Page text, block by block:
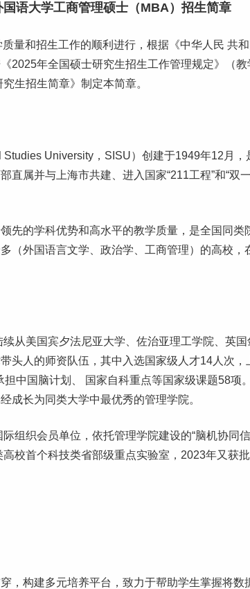
语大学工商管理硕士（MBA）招生简章
量和招生工作的顺利进行，根据《中华人民 共
2025年全国硕士研究生招生工作管理规定》（教
生招生简章》制定本简章。
Studies University，SISU）创建于1949年12月
直属并与上海市共建、进入国家“211工程”和“双
先的学科优势和高水平的教学质量，是全国同类
（外国语言文学、政治学、工商管理）的高校，
从美国宾夕法尼亚大学、佐治亚理工学院、英
头人的师资队伍，其中入选国家级人才14人次
中国脑计划、 国家自科重点等国家级课题58项
成长为同类大学中最优秀的管理学院。
组织会员单位，依托管理学院建设的“脑机协同信
校首个科技类省部级重点实验室，2023年又获
，构建多元培养平台，致力于帮助学生掌握将数